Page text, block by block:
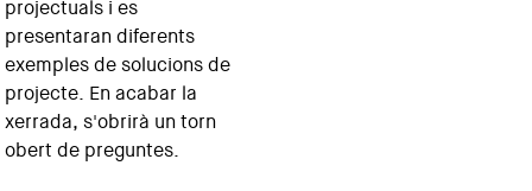
projectuals i es
presentaran diferents
exemples de solucions de
projecte. En acabar la
xerrada, s'obrirà un torn
obert de preguntes.